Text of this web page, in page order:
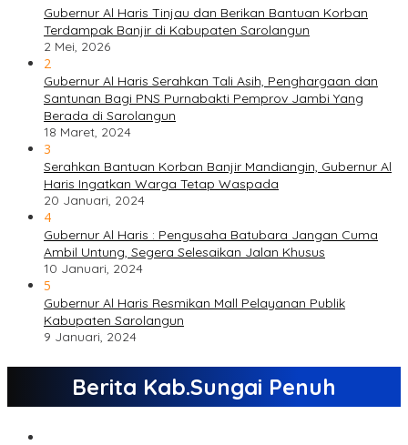
Gubernur Al Haris Tinjau dan Berikan Bantuan Korban
Terdampak Banjir di Kabupaten Sarolangun
2 Mei, 2026
2
Gubernur Al Haris Serahkan Tali Asih, Penghargaan dan
Santunan Bagi PNS Purnabakti Pemprov Jambi Yang
Berada di Sarolangun
18 Maret, 2024
3
Serahkan Bantuan Korban Banjir Mandiangin, Gubernur Al
Haris Ingatkan Warga Tetap Waspada
20 Januari, 2024
4
Gubernur Al Haris : Pengusaha Batubara Jangan Cuma
Ambil Untung, Segera Selesaikan Jalan Khusus
10 Januari, 2024
5
Gubernur Al Haris Resmikan Mall Pelayanan Publik
Kabupaten Sarolangun
9 Januari, 2024
Berita Kab.Sungai Penuh